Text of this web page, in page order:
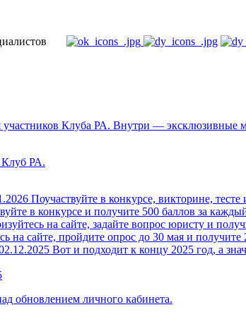
Клуба РА. Внутри — эксклюзивные
Клуб РА.
Поучаствуйте в конкурсе, викторине,
в конкурсе и получите 500 баллов за
на сайте, задайте вопрос юристу и
на сайте, пройдите опрос до 30 мая и
Вот и подходит к концу 2025 год, а
обновлением личного кабинета.